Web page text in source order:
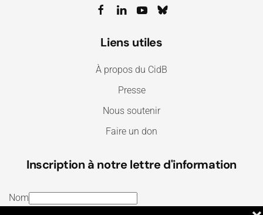
Liens utiles
À propos du CidB
Presse
Nous soutenir
Faire un don
Inscription à notre lettre d'information
Nom